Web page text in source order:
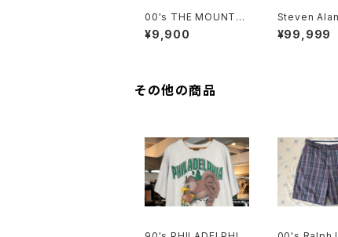
00's THE MOUNTAI
N white tiger tie-dy
e tee Dress
¥9,900
Steven
ollared
reen"
¥99,999
その他の商品